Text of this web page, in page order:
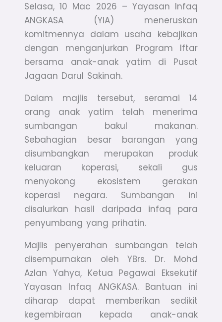
Selasa, 10 Mac 2026 – Yayasan Infaq
ANGKASA (YIA) meneruskan
komitmennya dalam usaha kebajikan
dengan menganjurkan Program Iftar
bersama anak-anak yatim di Pusat
Jagaan Darul Sakinah.
Dalam majlis tersebut, seramai 14
orang anak yatim telah menerima
sumbangan bakul makanan.
Sebahagian besar barangan yang
disumbangkan merupakan produk
keluaran koperasi, sekali gus
menyokong ekosistem gerakan
koperasi negara. Sumbangan ini
disalurkan hasil daripada infaq para
penyumbang yang prihatin.
Majlis penyerahan sumbangan telah
disempurnakan oleh YBrs. Dr. Mohd
Azlan Yahya, Ketua Pegawai Eksekutif
Yayasan Infaq ANGKASA. Bantuan ini
diharap dapat memberikan sedikit
kegembiraan kepada anak-anak